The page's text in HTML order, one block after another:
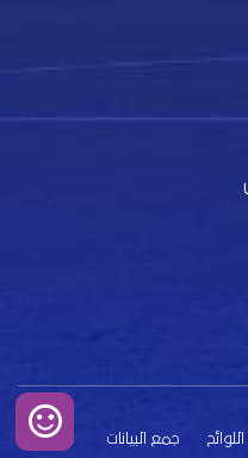
اللوائح
جمع البيانات